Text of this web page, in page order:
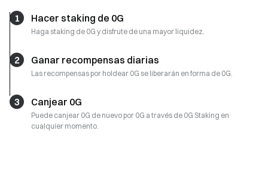
1 Hacer staking de 0G
Haga staking de 0G y disfrute de una mayor liquidez.
2 Ganar recompensas diarias
Las recompensas por holdear 0G se liberarán en forma de 0G.
3 Canjear 0G
Puede canjear 0G de nuevo por 0G a través de 0G Staking en
cualquier momento.